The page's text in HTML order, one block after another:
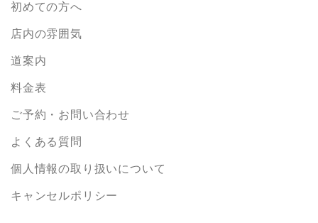
初めての方へ
店内の雰囲気
道案内
料金表
ご予約・お問い合わせ
よくある質問
個人情報の取り扱いについて
キャンセルポリシー